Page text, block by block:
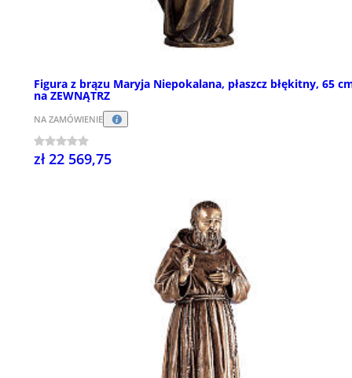
Figura z brązu Maryja Niepokalana, płaszcz błękitny, 65
na ZEWNĄTRZ
NA ZAMÓWIENIE
zł 22 569,75